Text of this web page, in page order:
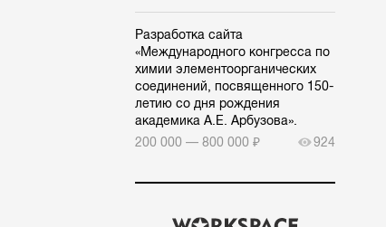
Разработка сайта
«Международного конгресса по
химии элементоорганических
соединений, посвященного 150-
летию со дня рождения
академика А.Е. Арбузова».
200 000 — 800 000 ₽
924